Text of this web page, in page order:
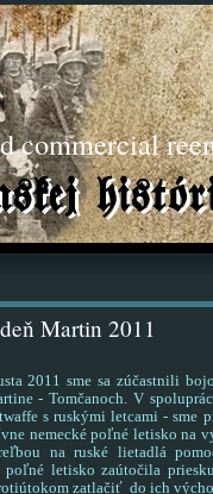
Martin 2011
2011 sme sa zúčastnili
- Tomčanoch. V
s ruskými letcami - sme
nemecké poľné letisko na
na ruské lietadlá
poľné letisko zaútočila
zatlačiť do ich